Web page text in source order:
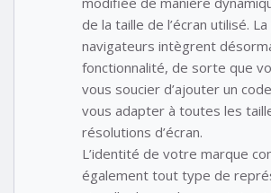
de la taille de l’écran utilisé.
navigateurs intègrent
fonctionnalité, de sorte que
vous soucier d’ajouter un
vous adapter à toutes les
résolutions d’écran.
L’identité de votre marque
également tout type de